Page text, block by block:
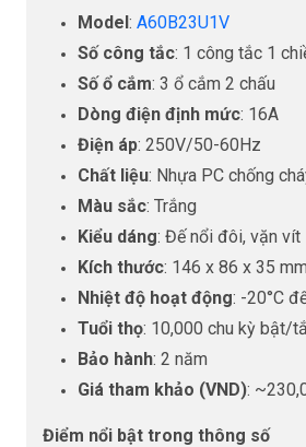
Model: A60B23U1V
Số công tắc: 1 công tắc 1
Số ổ cắm: 3 ổ cắm 2 chấu
Dòng điện định mức: 16A
Điện áp: 250V/50-60Hz
Chất liệu: Nhựa PC chống
Màu sắc: Trắng
Kiểu dáng: Đế nổi đôi, vặn vít
Kích thước: 146 x 86 x 35
Nhiệt độ hoạt động: -20°C
Tuổi thọ: 10,000 chu kỳ bật/
Bảo hành: 2 năm
Giá tham khảo (VND):
Điểm nổi bật trong thông số